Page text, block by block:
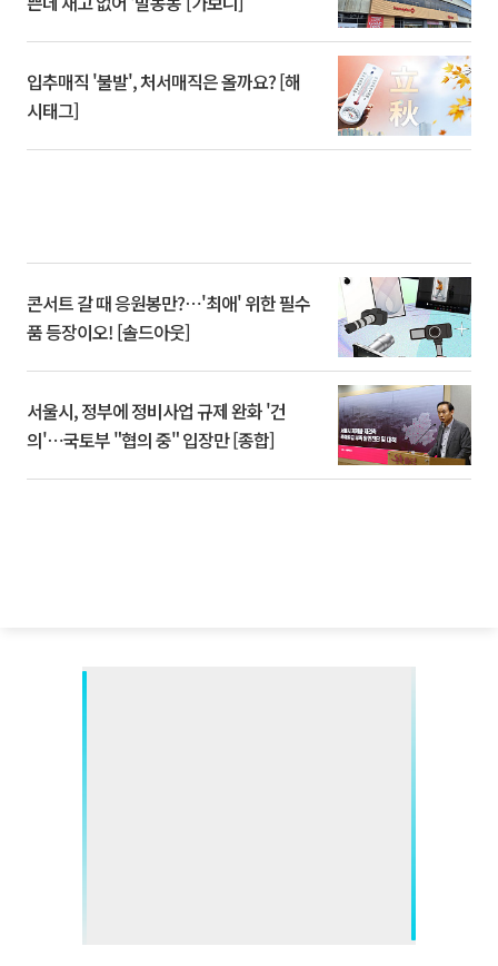
입추매직 '불발', 처서매직은 올까요? [해
시태그]
콘서트 갈 때 응원봉만?⋯'최애' 위한 필수
품 등장이오! [솔드아웃]
서울시, 정부에 정비사업 규제 완화 '건
의'⋯국토부 "협의 중" 입장만 [종합]